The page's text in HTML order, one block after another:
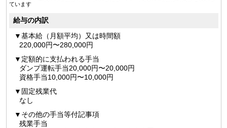
ています
給与の内訳
基本給（月額平均）又は時間額
220,000円〜280,000円
定額的に支払われる手当
ダンプ運転手当20,000円〜20,000円
資格手当10,000円〜10,000円
固定残業代
なし
その他の手当等付記事項
残業手当